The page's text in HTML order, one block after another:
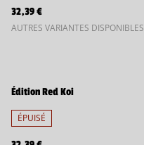
32,39 €
AUTRES VARIANTES DISPONIBLES
Édition Red Koi
ÉPUISÉ